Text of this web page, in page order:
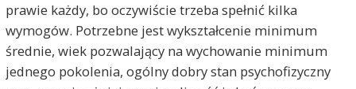
prawie każdy, bo oczywiście trzeba spełnić kilka
wymogów. Potrzebne jest wykształcenie minimum
średnie, wiek pozwalający na wychowanie minimum
jednego pokolenia, ogólny dobry stan psychofizyczny